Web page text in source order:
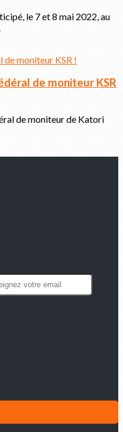
le 7 et 8 mai 2022, au
de moniteur KSR
de moniteur de Katori